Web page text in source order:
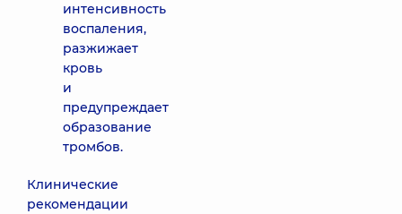
интенсивность
воспаления,
разжижает
кровь
и
предупреждает
образование
тромбов.
Клинические
рекомендации